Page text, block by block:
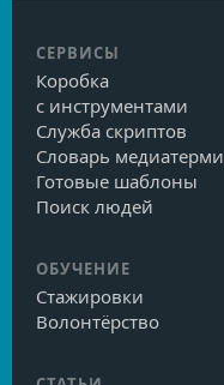
СЕРВИСЫ
Коробка
с инструментами
Служба скриптов
Словарь
Готовые шаблоны
Поиск людей
ОБУЧЕНИЕ
Стажировки
Волонтёрство